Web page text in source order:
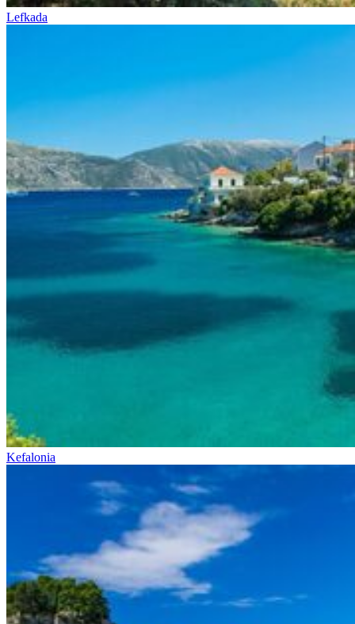
Lefkada
Kefalonia